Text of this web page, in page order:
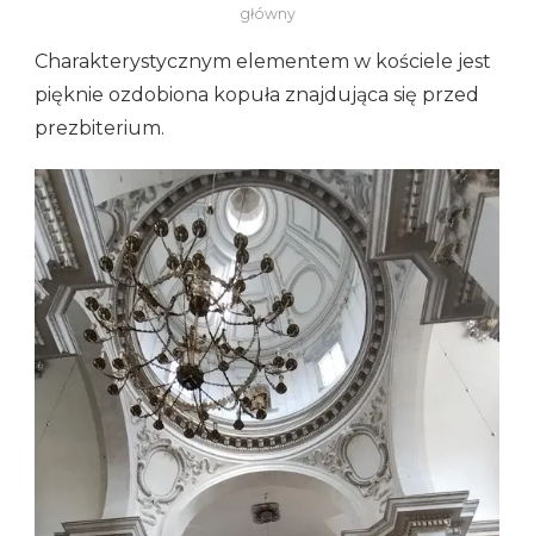
główny
Charakterystycznym elementem w kościele jest
pięknie ozdobiona kopuła znajdująca się przed
prezbiterium.